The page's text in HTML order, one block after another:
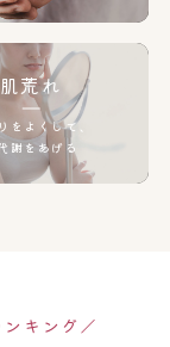
肌荒れ
をよくして、
謝をあげる
キング／